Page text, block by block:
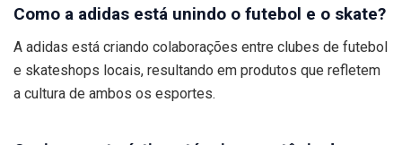
Como a adidas está unindo o futebol e o skate?
A adidas está criando colaborações entre clubes de futebol
e skateshops locais, resultando em produtos que refletem
a cultura de ambos os esportes.